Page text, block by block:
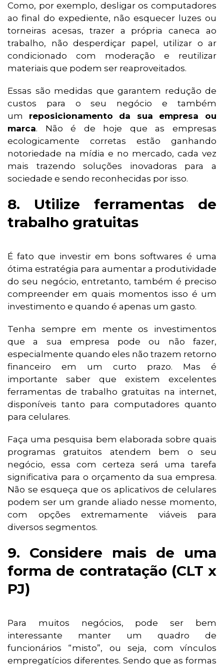
Como, por exemplo, desligar os computadores
ao final do expediente, não esquecer luzes ou
torneiras acesas, trazer a própria caneca ao
trabalho, não desperdiçar papel, utilizar o ar
condicionado com moderação e reutilizar
materiais que podem ser reaproveitados.
Essas são medidas que garantem redução de
custos para o seu negócio e também
um reposicionamento da sua empresa ou
marca. Não é de hoje que as empresas
ecologicamente corretas estão ganhando
notoriedade na mídia e no mercado, cada vez
mais trazendo soluções inovadoras para a
sociedade e sendo reconhecidas por isso.
8. Utilize ferramentas de
trabalho gratuitas
É fato que investir em bons softwares é uma
ótima estratégia para aumentar a produtividade
do seu negócio, entretanto, também é preciso
compreender em quais momentos isso é um
investimento e quando é apenas um gasto.
Tenha sempre em mente os investimentos
que a sua empresa pode ou não fazer,
especialmente quando eles não trazem retorno
financeiro em um curto prazo. Mas é
importante saber que existem excelentes
ferramentas de trabalho gratuitas na internet,
disponíveis tanto para computadores quanto
para celulares.
Faça uma pesquisa bem elaborada sobre quais
programas gratuitos atendem bem o seu
negócio, essa com certeza será uma tarefa
significativa para o orçamento da sua empresa.
Não se esqueça que os aplicativos de celulares
podem ser um grande aliado nesse momento,
com opções extremamente viáveis para
diversos segmentos.
9. Considere mais de uma
forma de contratação (CLT x
PJ)
Para muitos negócios, pode ser bem
interessante manter um quadro de
funcionários “misto”, ou seja, com vínculos
empregatícios diferentes. Sendo que as formas